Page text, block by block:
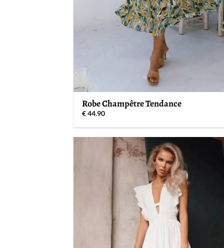
Robe Champêtre Tendance
€44.90